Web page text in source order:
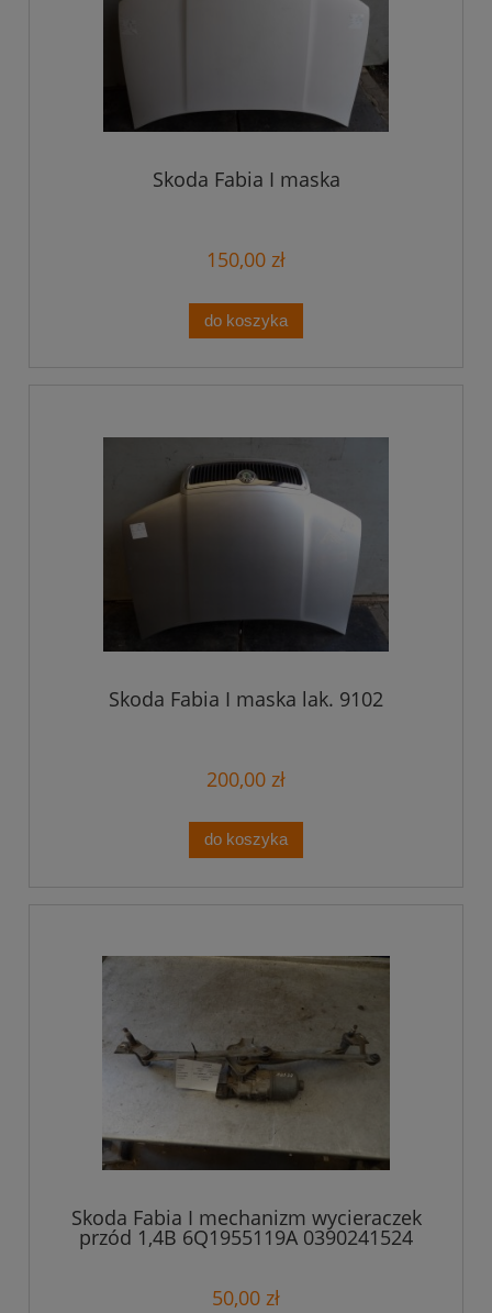
Skoda Fabia I maska
150,00 zł
do koszyka
Skoda Fabia I maska lak. 9102
200,00 zł
do koszyka
Skoda Fabia I mechanizm wycieraczek
przód 1,4B 6Q1955119A 0390241524
50,00 zł